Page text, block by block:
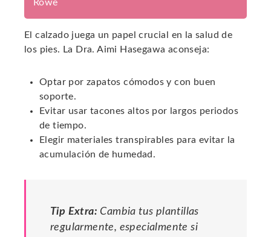
Rowe
El calzado juega un papel crucial en la salud de
los pies. La Dra. Aimi Hasegawa aconseja:
Optar por zapatos cómodos y con buen
soporte.
Evitar usar tacones altos por largos periodos
de tiempo.
Elegir materiales transpirables para evitar la
acumulación de humedad.
Tip Extra: Cambia tus plantillas
regularmente, especialmente si